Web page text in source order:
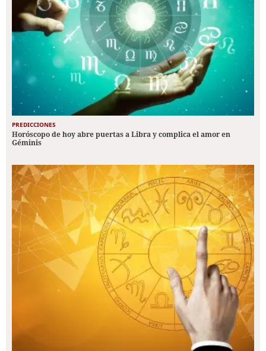
PREDICCIONES
Horóscopo de hoy abre puertas a Libra y complica el amor en
Géminis